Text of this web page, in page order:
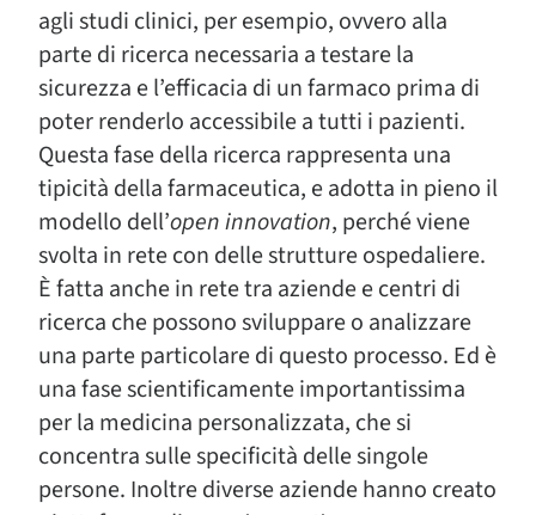
agli studi clinici, per esempio, ovvero alla
parte di ricerca necessaria a testare la
sicurezza e l’efficacia di un farmaco prima di
poter renderlo accessibile a tutti i pazienti.
Questa fase della ricerca rappresenta una
tipicità della farmaceutica, e adotta in pieno il
modello dell’open innovation, perché viene
svolta in rete con delle strutture ospedaliere.
È fatta anche in rete tra aziende e centri di
ricerca che possono sviluppare o analizzare
una parte particolare di questo processo. Ed è
una fase scientificamente importantissima
per la medicina personalizzata, che si
concentra sulle specificità delle singole
persone. Inoltre diverse aziende hanno creato